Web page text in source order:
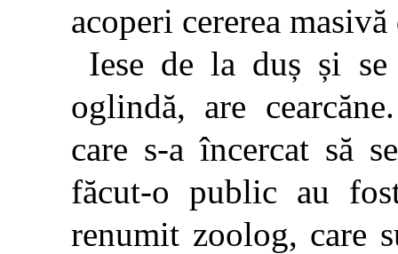
acoperi cererea masivă
Iese de la duș și
oglindă, are
care s-a încercat să
făcut-o public au
renumit zoolog, care